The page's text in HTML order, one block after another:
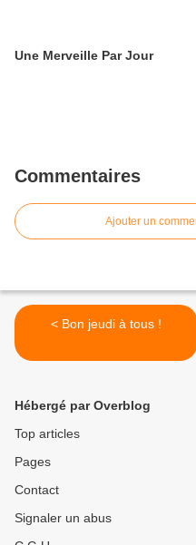
Une Merveille Par Jour
Commentaires
Ajouter un
< Bon jeudi à tous !
Hébergé par Overblog
Top articles
Pages
Contact
Signaler un abus